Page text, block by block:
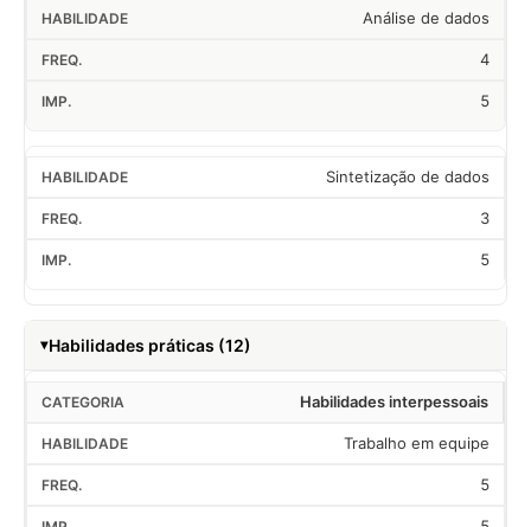
Análise de dados
4
5
Sintetização de dados
3
5
Habilidades práticas (12)
Habilidades interpessoais
Trabalho em equipe
5